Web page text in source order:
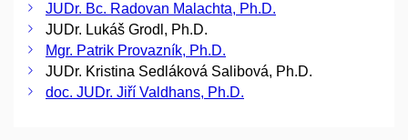
JUDr. Bc. Radovan Malachta, Ph.D.
JUDr. Lukáš Grodl, Ph.D.
Mgr. Patrik Provazník, Ph.D.
JUDr. Kristina Sedláková Salibová, Ph.D.
doc. JUDr. Jiří Valdhans, Ph.D.